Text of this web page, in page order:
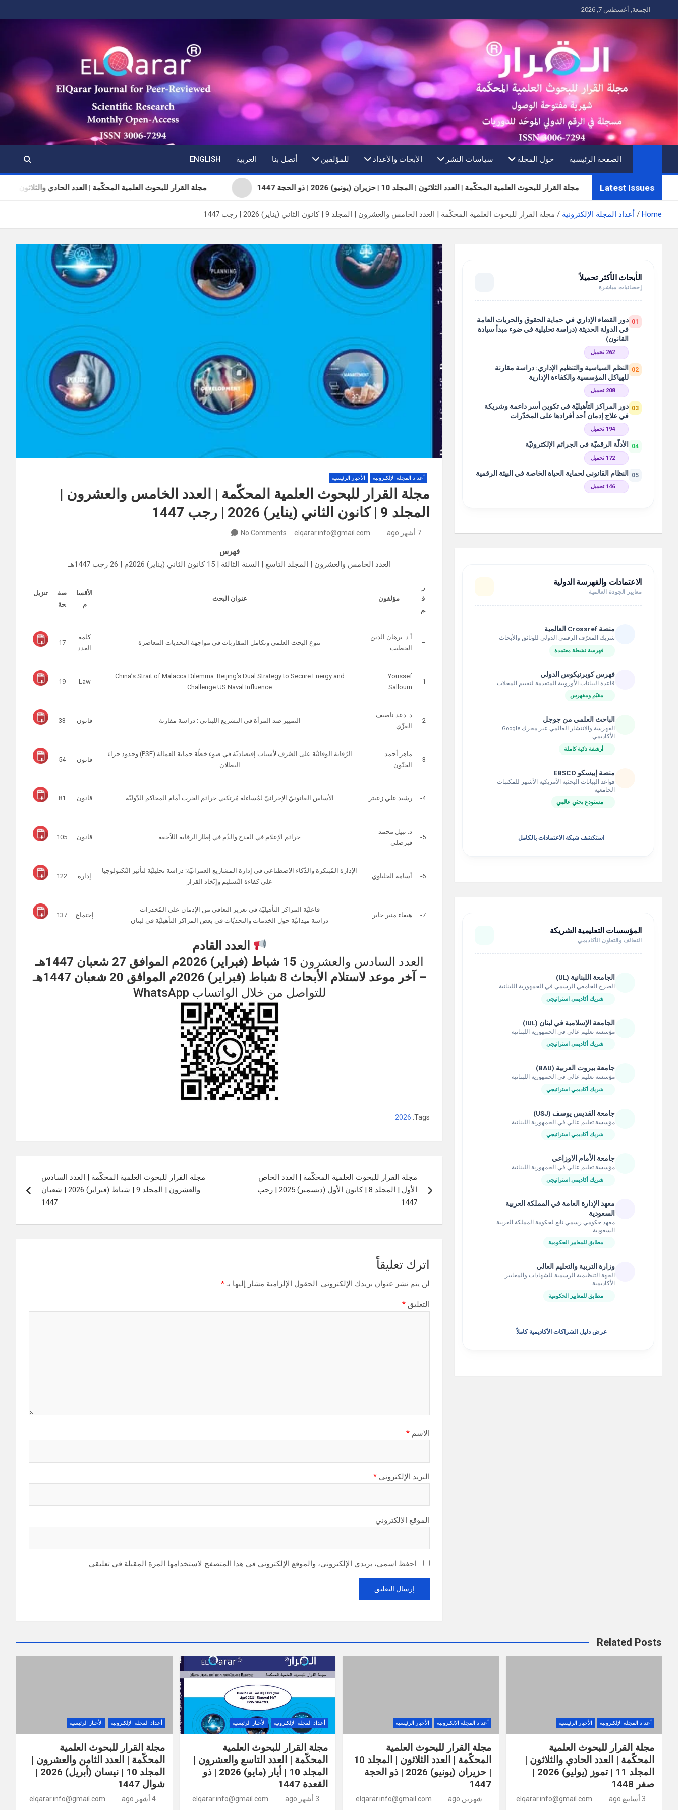
to
الجمعة, أغسطس 7, 2026
الصفحة الرئيسية حول المجلة سياسات النشر الأبحاث والأعداد للمؤلفين أتصل بنا العربية ENGLISH
Latest Issues مجلة القرار للبحوث العلمية المحكّمة | العدد الحادي والثلاثون | المجلد 11 | مجلة القرار للبحوث العلمية المحكّمة | العدد الثلاثون | المجلد 10 | حزيران (يونيو) 2026 | ذو الحجة 1447
Home أعداد المجلة الإلكترونية مجلة القرار للبحوث العلمية المحكّمة | العدد الخامس والعشرون | المجلد 9 | كانون الثاني (يناير) 2026 | رجب 1447
أعداد المجلة الإلكترونية الأخبار الرئيسية
مجلة القرار للبحوث العلمية المحكّمة | العدد الخامس والعشرون |
المجلد 9 | كانون الثاني (يناير) 2026 | رجب 1447
7 أشهر ago elqarar.info@gmail.com
No Comments
فهرس
العدد الخامس والعشرون | المجلد التاسع | السنة الثالثة | 15 كانون الثاني (يناير) 2026م | 26 رجب 1447هـ
ر
ق
م
مؤلفون عنوان البحث
الأقسا
م
صف
حة
تنزيل
–
أ.د. برهان الدين
الخطيب
تنوع البحث العلمي وتكامل المقاربات في مواجهة التحديات المعاصرة
كلمة
العدد
17
1-
Youssef
Salloum
China’s Strait of Malacca Dilemma: Beijing’s Dual Strategy to Secure Energy and
Challenge US Naval Influence
Law
19
2-
د. دعد ناصيف
القزّي
التمييز ضد المرأة في التشريع اللبناني : دراسة مقارنة قانون 33
3-
ماهر أحمد
الجنّون
الرّقابة الوقائيّة على الصّرف لأسباب إقتصاديّة في ضوء خطّة حماية العمالة (PSE) وحدود جزاء
البطلان
قانون 54
4- رشيد علي زعيتر الأساس القانونيّ الإجرائيّ لمُساءلة مُرتكبي جرائم الحرب أمام المحاكم الدّوليّة قانون 81
5-
د. نبيل محمد
قبرصلي
جرائم الإعلام في القدح والذّم في إطار الرقابة اللاّحقة قانون 105
6- أسامة الحلباوي
الإدارة المُبتكرة والذّكاء الاصطناعي في إدارة المشاريع العمرانيّة: دراسة تحليليّة لتأثير التّكنولوجيا
على كفاءة التّسليم وإتّخاذ القرار
إدارة 122
7- هيفاء منير جابر
فاعليّة المراكز التأهيليّة في تعزيز التعافي من الإدمان على المُخدرات
دراسة ميدانيّة حول الخدمات والتحديّات في بعض المراكز التأهيليّة في لبنان
إجتماع 137
العدد القادم
العدد السادس والعشرون 1 5 شباط (فبراير) 2026م الموافق 27 شعبان 1447هـ
– آخر موعد لاستلام الأبحاث 8 شباط (فبراير) 2026م الموافق 20 شعبان 1447هـ
للتواصل من خلال الواتساب WhatsApp
Tags:
2026
المقالات
مجلة القرار للبحوث العلمية المحكّمة | العدد الخاص
الأول | المجلد 8 | كانون الأول (ديسمبر) 2025 | رجب
1447
مجلة القرار للبحوث العلمية المحكّمة | العدد السادس
والعشرون | المجلد 9 | شباط (فبراير) 2026 | شعبان
1447
اترك تعليقاً
لن يتم نشر عنوان بريدك الإلكتروني. الحقول الإلزامية مشار إليها بـ*
التعليق *
الاسم *
البريد الإلكتروني *
الموقع الإلكتروني
احفظ اسمي، بريدي الإلكتروني، والموقع الإلكتروني في هذا المتصفح لاستخدامها المرة المقبلة في تعليقي.
الأبحاث الأكثر تحميلاً
إحصائيات مباشرة
01 دور القضاء الإداري في حماية الحقوق والحريات العامة
في الدولة الحديثة (دراسة تحليلية في ضوء مبدأ سيادة
القانون)
262 تحميل
02
النظم السياسية والتنظيم الإداري: دراسة مقارنة
للهياكل المؤسسية والكفاءة الإدارية
208 تحميل
03 دور المراكز التأهيليّة في تكوين أسر داعمة وشريكة
في علاج إدمان أحد أفرادها على المخدّرات
194 تحميل
04 الأدلّة الرقميّة في الجرائم الإلكترونيّة
172 تحميل
05 النظام القانوني لحماية الحياة الخاصة في البيئة الرقمية
146 تحميل
الاعتمادات والفهرسة الدولية
معايير الجودة العالمية
منصة Crossref العالمية
شريك المعرّف الرقمي الدولي للوثائق والأبحاث
فهرسة نشطة معتمدة
فهرس كوبرنيكوس الدولي
قاعدة البيانات الأوروبية المتقدمة لتقييم المجلات
مقيّم ومفهرس
الباحث العلمي من جوجل
الفهرسة والانتشار العالمي عبر محرك Google
الأكاديمي
أرشفة ذكية كاملة
منصة إيبسكو EBSCO
قواعد البيانات البحثية الأمريكية الأشهر للمكتبات
الجامعية
مستودع بحثي عالمي
استكشف شبكة الاعتمادات بالكامل
المؤسسات التعليمية الشريكة
التحالف والتعاون الأكاديمي
الجامعة اللبنانية (UL)
الصرح الجامعي الرسمي في الجمهورية اللبنانية
شريك أكاديمي استراتيجي
الجامعة الإسلامية في لبنان (IUL)
مؤسسة تعليم عالي في الجمهورية اللبنانية
شريك أكاديمي استراتيجي
جامعة بيروت العربية (BAU)
مؤسسة تعليم عالي في الجمهورية اللبنانية
شريك أكاديمي استراتيجي
جامعة القديس يوسف (USJ)
مؤسسة تعليم عالي في الجمهورية اللبنانية
شريك أكاديمي استراتيجي
جامعة الأمام الاوزاعي
مؤسسة تعليم عالي في الجمهورية اللبنانية
شريك أكاديمي استراتيجي
معهد الإدارة العامة في المملكة العربية
السعودية
معهد حكومي رسمي تابع لحكومة المملكة العربية
السعودية
مطابق للمعايير الحكومية
وزارة التربية والتعليم العالي
الجهة التنظيمية الرسمية للشهادات والمعايير
الأكاديمية
مطابق للمعايير الحكومية
عرض دليل الشراكات الأكاديمية كاملاً
Related Posts
أعداد المجلة الإلكترونية الأخبار الرئيسية
مجلة القرار للبحوث العلمية
المحكّمة | العدد الحادي والثلاثون |
المجلد 11 | تموز (يوليو) 2026 |
صفر 1448
3 أسابيع ago elqarar.info@gmail.com
أعداد المجلة الإلكترونية الأخبار الرئيسية
مجلة القرار للبحوث العلمية
المحكّمة | العدد الثلاثون | المجلد 10
| حزيران (يونيو) 2026 | ذو الحجة
1447
شهرين ago elqarar.info@gmail.com
أعداد المجلة الإلكترونية الأخبار الرئيسية
مجلة القرار للبحوث العلمية
المحكّمة | العدد التاسع والعشرون |
المجلد 10 | أيار (مايو) 2026 | ذو
القعدة 1447
3 أشهر ago elqarar.info@gmail.com
أعداد المجلة الإلكترونية الأخبار الرئيسية
مجلة القرار للبحوث العلمية
المحكّمة | العدد الثامن والعشرون |
المجلد 10 | نيسان (أبريل) 2026 |
شوال 1447
4 أشهر ago elqarar.info@gmail.com